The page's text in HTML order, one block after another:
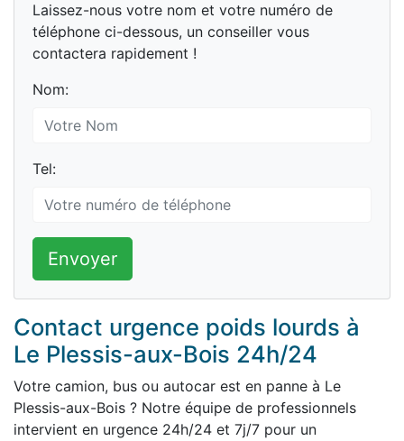
Laissez-nous votre nom et votre numéro de
téléphone ci-dessous, un conseiller vous
contactera rapidement !
Nom:
Tel:
Envoyer
Contact urgence poids lourds à
Le Plessis-aux-Bois 24h/24
Votre camion, bus ou autocar est en panne à Le
Plessis-aux-Bois ? Notre équipe de professionnels
intervient en urgence 24h/24 et 7j/7 pour un